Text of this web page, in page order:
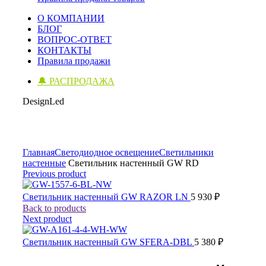
О КОМПАНИИ
БЛОГ
ВОПРОС-ОТВЕТ
КОНТАКТЫ
Правила продажи
🔔 РАСПРОДАЖА
DesignLed
ГлавнаяСветодиодное освещениеСветильники
настенные Светильник настенный GW RD
Previous product
Светильник настенный GW RAZOR LN 5 930 ₽
Back to products
Next product
Светильник настенный GW SFERA-DBL 5 380 ₽